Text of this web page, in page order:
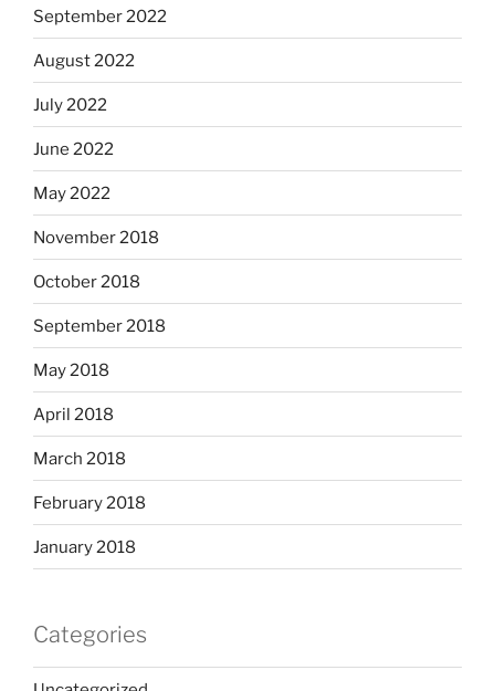
September 2022
August 2022
July 2022
June 2022
May 2022
November 2018
October 2018
September 2018
May 2018
April 2018
March 2018
February 2018
January 2018
Categories